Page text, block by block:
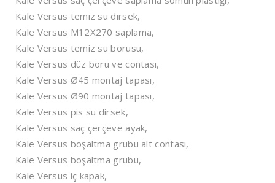
Kale Versus temiz su dirsek,
Kale Versus M12X270 saplama,
Kale Versus temiz su borusu,
Kale Versus düz boru ve contası,
Kale Versus Ø45 montaj tapası,
Kale Versus Ø90 montaj tapası,
Kale Versus pis su dirsek,
Kale Versus saç çerçeve ayak,
Kale Versus boşaltma grubu alt contası,
Kale Versus boşaltma grubu,
Kale Versus iç kapak,